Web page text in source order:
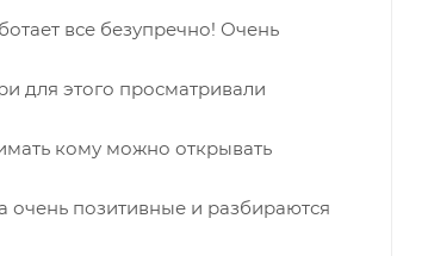
все безупречно! Очень
для этого просматривали
кому можно открывать
очень позитивные и разбираются